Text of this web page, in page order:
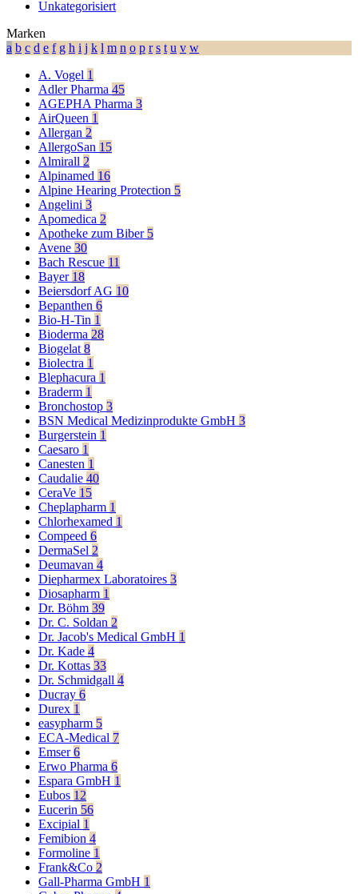
Unkategorisiert
Marken
a b c d e f g h i j k l m n o p r s t u v w
A. Vogel 1
Adler Pharma 45
AGEPHA Pharma 3
AirQueen 1
Allergan 2
AllergoSan 15
Almirall 2
Alpinamed 16
Alpine Hearing Protection 5
Angelini 3
Apomedica 2
Apotheke zum Biber 5
Avene 30
Bach Rescue 11
Bayer 18
Beiersdorf AG 10
Bepanthen 6
Bio-H-Tin 1
Bioderma 28
Biogelat 8
Biolectra 1
Blephacura 1
Braderm 1
Bronchostop 3
BSN Medical Medizinprodukte GmbH 3
Burgerstein 1
Caesaro 1
Canesten 1
Caudalie 40
CeraVe 15
Cheplapharm 1
Chlorhexamed 1
Compeed 6
DermaSel 2
Deumavan 4
Diepharmex Laboratoires 3
Diosapharm 1
Dr. Böhm 39
Dr. C. Soldan 2
Dr. Jacob's Medical GmbH 1
Dr. Kade 4
Dr. Kottas 33
Dr. Schmidgall 4
Ducray 6
Durex 1
easypharm 5
ECA-Medical 7
Emser6
Erwo Pharma 6
Espara GmbH 1
Eubos 12
Eucerin 56
Excipial 1
Femibion 4
Formoline 1
Frank&Co 2
Gall-Pharma GmbH 1